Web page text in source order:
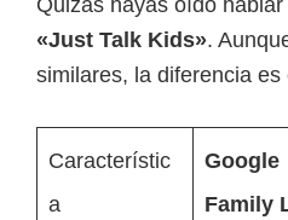
Quizás hayas oído
«Just Talk Kids».
similares, la diferencia es
Característic
a
Google
Family